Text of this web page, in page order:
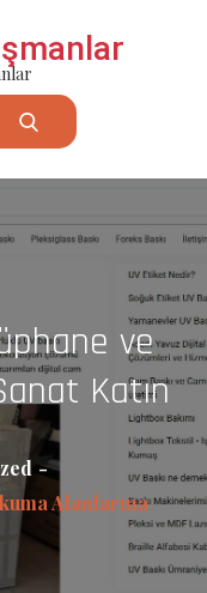
ve
Katın
Alanlarına